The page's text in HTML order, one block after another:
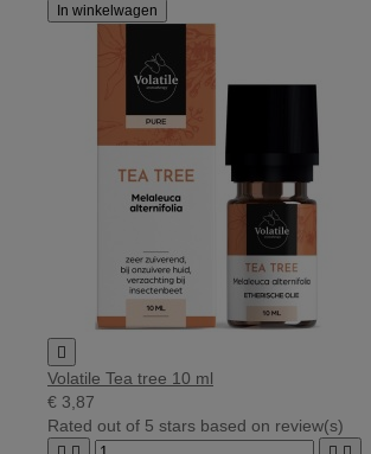
In winkelwagen

Volatile Tea tree 10 ml
€ 3,87
Rated out of 5 stars based on review(s)